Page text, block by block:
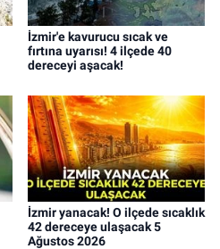
İzmir'e kavurucu sıcak ve
fırtına uyarısı! 4 ilçede 40
dereceyi aşacak!
İzmir yanacak! O ilçede sıcaklık
42 dereceye ulaşacak 5
Ağustos 2026